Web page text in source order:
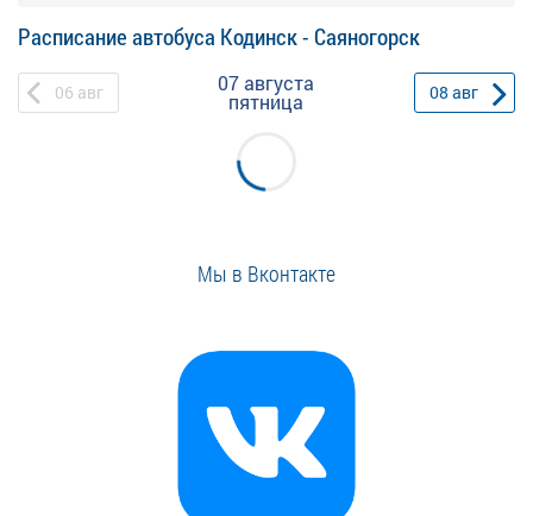
Расписание автобуса Кодинск - Саяногорск
06 авг 07 августа
пятница 08 авг
Мы в Вконтакте